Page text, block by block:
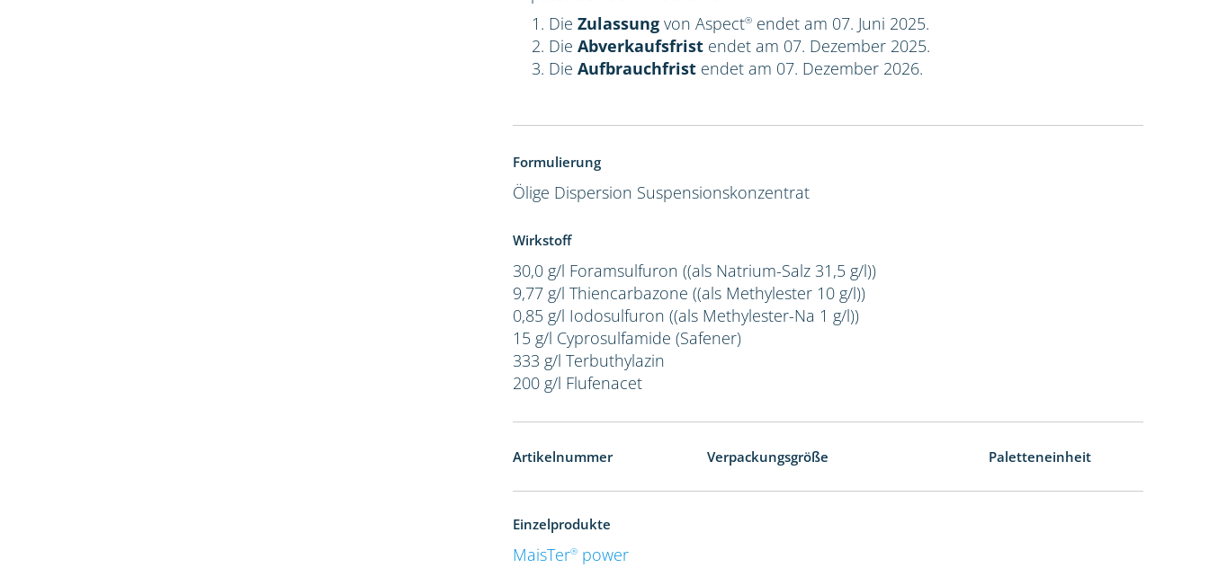
DieZulassung von Aspect® endet am 07. Juni 2025.
DieAbverkaufsfrist endet am 07. Dezember 2025.
DieAufbrauchfrist endet am 07. Dezember 2026.
Formulierung
Ölige Dispersion Suspensionskonzentrat
Wirkstoff
30,0 g/l Foramsulfuron ((als Natrium-Salz 31,5 g/l))
9,77 g/l Thiencarbazone ((als Methylester 10 g/l))
0,85 g/l Iodosulfuron ((als Methylester-Na 1 g/l))
15 g/l Cyprosulfamide (Safener)
333 g/l Terbuthylazin
200 g/l Flufenacet
Artikelnummer Verpackungsgröße Paletteneinheit
Einzelprodukte
MaisTer® power